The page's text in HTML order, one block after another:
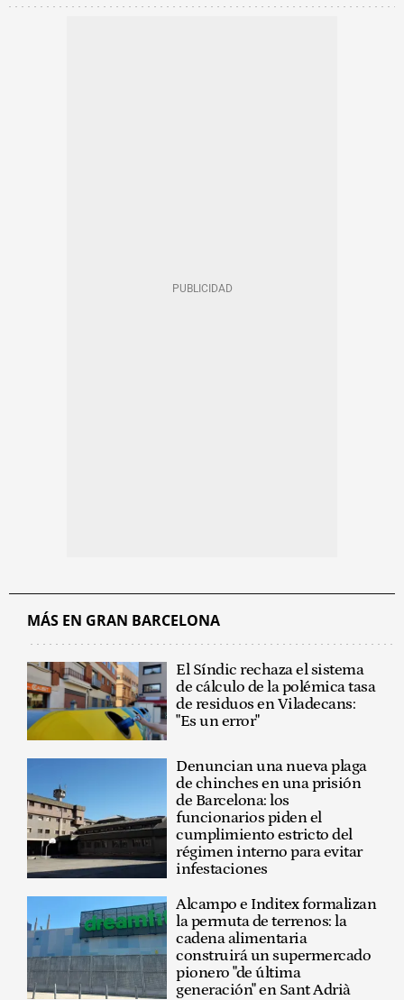
MÁS EN GRAN BARCELONA
El Síndic rechaza el sistema
de cálculo de la polémica tasa
de residuos en Viladecans:
"Es un error"
Denuncian una nueva plaga
de chinches en una prisión
de Barcelona: los
funcionarios piden el
cumplimiento estricto del
régimen interno para evitar
infestaciones
Alcampo e Inditex formalizan
la permuta de terrenos: la
cadena alimentaria
construirá un supermercado
pionero "de última
generación" en Sant Adrià